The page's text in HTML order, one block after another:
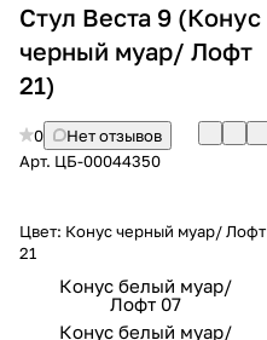
Стул Веста 9 (Конус
черный муар/ Лофт
21)
0
Нет отзывов
Арт. ЦБ-00044350
Цвет: Конус черный муар/ Лофт
21
Конус белый муар/
Лофт 07
Конус белый муар/